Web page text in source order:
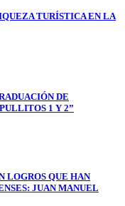
TURÍSTICA EN LA
DE
1 Y 2”
LOGROS QUE HAN
JUAN MANUEL